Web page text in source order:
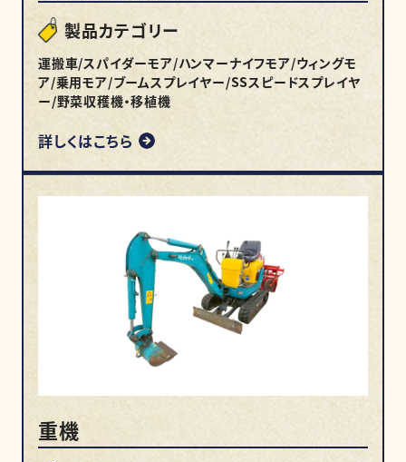
製品カテゴリー
運搬車/スパイダーモア/ハンマーナイフモア/ウィングモ
ア/乗用モア/ブームスプレイヤー/SSスピードスプレイヤ
ー/野菜収穫機・移植機
詳しくはこちら
重機